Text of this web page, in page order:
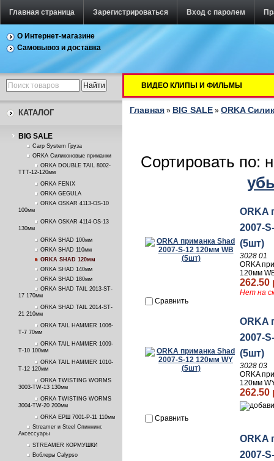
Главная страница Зарегистрироваться Вход с паролем
О Интернет-магазине
Самовывоз и доставка
КАТАЛОГ
BIG SALE
Carp System Груза
ORKA Силиконовые приманки
ORKA DOUBLE TAIL 8002-
TTT-12-120мм
ORKA FENIX
ORKA GEGULA
ORKA OSKAR 4113-OS-10
100мм
ORKA OSKAR 4114-OS-13
130мм
ORKA SHAD 100мм
ORKA SHAD 110мм
ORKA SHAD 120мм
ORKA SHAD 140мм
ORKA SHAD 180мм
ORKA SHAD TAIL 2013-ST-
17 170мм
ORKA SHAD TAIL 2014-ST-
21 210мм
ORKA TAIL HAMMER 1006-
T-7 70мм
ORKA TAIL HAMMER 1009-
T-10 100мм
ORKA TAIL HAMMER 1010-
T-12 120мм
ORKA TWISTING WORMS
3003-TW-13 130мм
ORKA TWISTING WORMS
3004-TW-20 200мм
ORKA ЕРШ 7001-P-11 110мм
Streamer и Steel Спиннинг.
Аксессуары
STREAMER КОРМУШКИ
Воблеры Calypso
ВИДЕО КЛИПЫ И ФИЛЬМЫ
Главная » BIG SALE » ORKA
Сортировать по:
ORKA
2007-
(5шт)
3028 01
ORKA
120мм
262.50
Нет на
Сравнить
ORKA
2007-
(5шт)
3028 03
ORKA
120мм
262.50
Сравнить
ORKA
2007-